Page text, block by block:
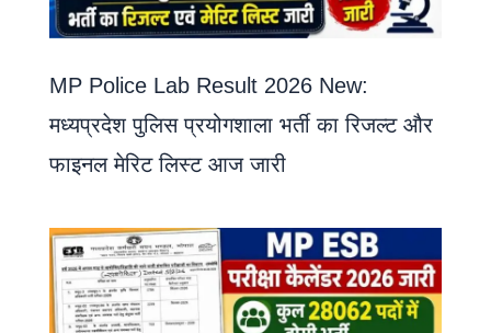
MP Police Lab Result 2026 New:
मध्यप्रदेश पुलिस प्रयोगशाला भर्ती का रिजल्ट और
फाइनल मेरिट लिस्ट आज जारी